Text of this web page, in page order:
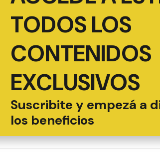
TODOS LOS
CONTENIDOS
EXCLUSIVOS
Suscribite y empezá a
los beneficios